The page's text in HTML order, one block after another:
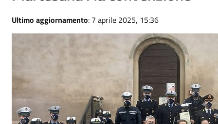
Ultimo aggiornamento: 7 aprile 2025, 15:36